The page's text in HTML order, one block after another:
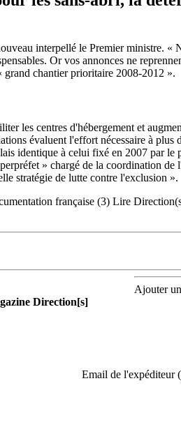
interpellé le Premier ministre.
Or vos annonces ne
grand chantier prioritaire 2008-2012 ».
les centres d'hébergement et
évaluent l'effort nécessaire à plus
identique à celui fixé en 2007 par
» chargé de la coordination de
stratégie de lutte contre l'exclusion ».
française (3) Lire
Ajouter
Direction[s]
Email de l'expéditeur